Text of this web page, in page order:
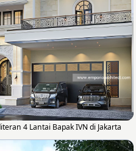
4 Lantai Bapak IVN di Jakarta